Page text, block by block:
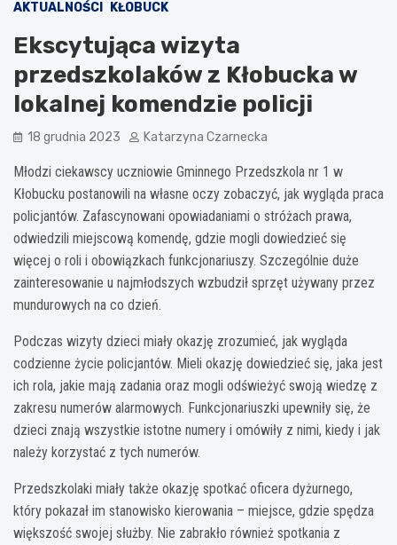
AKTUALNOŚCI KŁOBUCK
Ekscytująca wizyta
przedszkolaków z Kłobucka w
lokalnej komendzie policji
18 grudnia 2023 Katarzyna Czarnecka
Młodzi ciekawscy uczniowie Gminnego Przedszkola nr 1 w
Kłobucku postanowili na własne oczy zobaczyć, jak wygląda praca
policjantów. Zafascynowani opowiadaniami o stróżach prawa,
odwiedzili miejscową komendę, gdzie mogli dowiedzieć się
więcej o roli i obowiązkach funkcjonariuszy. Szczególnie duże
zainteresowanie u najmłodszych wzbudził sprzęt używany przez
mundurowych na co dzień.
Podczas wizyty dzieci miały okazję zrozumieć, jak wygląda
codzienne życie policjantów. Mieli okazję dowiedzieć się, jaka jest
ich rola, jakie mają zadania oraz mogli odświeżyć swoją wiedzę z
zakresu numerów alarmowych. Funkcjonariuszki upewniły się, że
dzieci znają wszystkie istotne numery i omówiły z nimi, kiedy i jak
należy korzystać z tych numerów.
Przedszkolaki miały także okazję spotkać oficera dyżurnego,
który pokazał im stanowisko kierowania – miejsce, gdzie spędza
większość swojej służby. Nie zabrakło również spotkania z